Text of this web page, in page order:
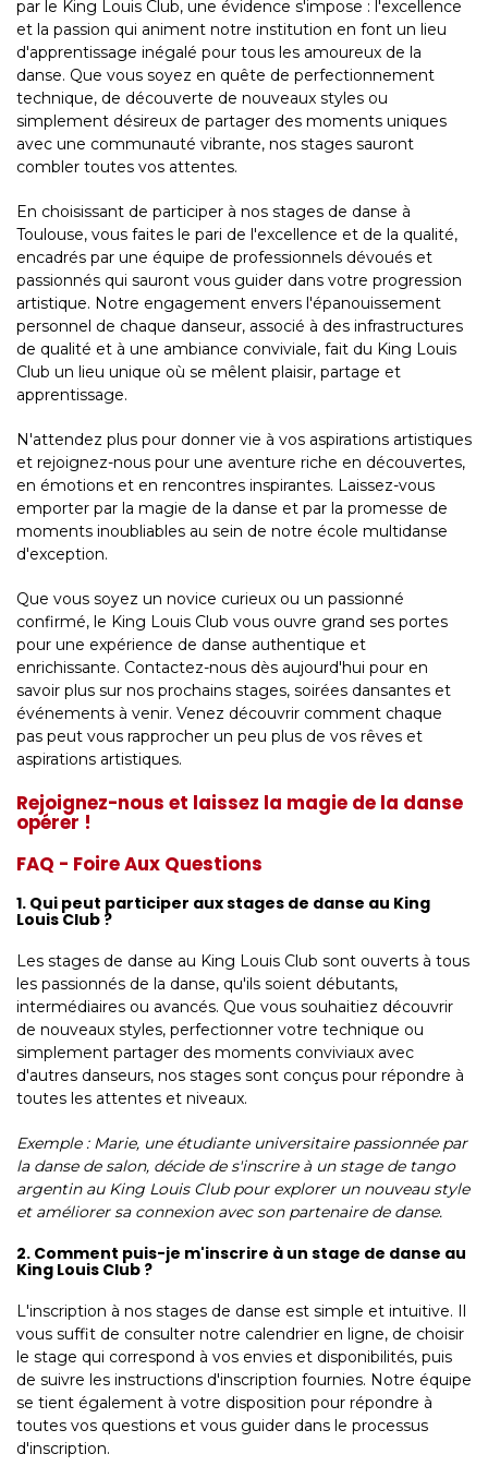
par le King Louis Club, une évidence s'impose : l'excellence
et la passion qui animent notre institution en font un lieu
d'apprentissage inégalé pour tous les amoureux de la
danse. Que vous soyez en quête de perfectionnement
technique, de découverte de nouveaux styles ou
simplement désireux de partager des moments uniques
avec une communauté vibrante, nos stages sauront
combler toutes vos attentes.
En choisissant de participer à nos stages de danse à
Toulouse, vous faites le pari de l'excellence et de la qualité,
encadrés par une équipe de professionnels dévoués et
passionnés qui sauront vous guider dans votre progression
artistique. Notre engagement envers l'épanouissement
personnel de chaque danseur, associé à des infrastructures
de qualité et à une ambiance conviviale, fait du King Louis
Club un lieu unique où se mêlent plaisir, partage et
apprentissage.
N'attendez plus pour donner vie à vos aspirations artistiques
et rejoignez-nous pour une aventure riche en découvertes,
en émotions et en rencontres inspirantes. Laissez-vous
emporter par la magie de la danse et par la promesse de
moments inoubliables au sein de notre école multidanse
d'exception.
Que vous soyez un novice curieux ou un passionné
confirmé, le King Louis Club vous ouvre grand ses portes
pour une expérience de danse authentique et
enrichissante. Contactez-nous dès aujourd'hui pour en
savoir plus sur nos prochains stages, soirées dansantes et
événements à venir. Venez découvrir comment chaque
pas peut vous rapprocher un peu plus de vos rêves et
aspirations artistiques.
Rejoignez-nous et laissez la magie de la danse
opérer !
FAQ - Foire Aux Questions
1. Qui peut participer aux stages de danse au King
Louis Club ?
Les stages de danse au King Louis Club sont ouverts à tous
les passionnés de la danse, qu'ils soient débutants,
intermédiaires ou avancés. Que vous souhaitiez découvrir
de nouveaux styles, perfectionner votre technique ou
simplement partager des moments conviviaux avec
d'autres danseurs, nos stages sont conçus pour répondre à
toutes les attentes et niveaux.
Exemple : Marie, une étudiante universitaire passionnée par
la danse de salon, décide de s'inscrire à un stage de tango
argentin au King Louis Club pour explorer un nouveau style
et améliorer sa connexion avec son partenaire de danse.
2. Comment puis-je m'inscrire à un stage de danse au
King Louis Club ?
L'inscription à nos stages de danse est simple et intuitive. Il
vous suffit de consulter notre calendrier en ligne, de choisir
le stage qui correspond à vos envies et disponibilités, puis
de suivre les instructions d'inscription fournies. Notre équipe
se tient également à votre disposition pour répondre à
toutes vos questions et vous guider dans le processus
d'inscription.